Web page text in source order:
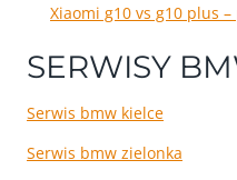
Xiaomi g10 vs g10 plus
SERWISY
Serwis bmw kielce
Serwis bmw zielonka